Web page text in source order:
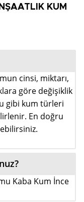
KUM
cinsi, miktarı,
göre değişiklik
gibi kum türleri
En doğru
Kaba Kum İnce